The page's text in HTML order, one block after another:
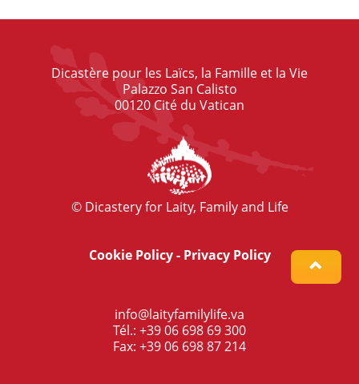
Dicastère pour les Laïcs, la Famille et la Vie
Palazzo San Calisto
00120 Cité du Vatican
© Dicastery for Laity, Family and Life
Cookie Policy- Privacy Policy
info@laityfamilylife.va
Tél.: +39 06 698 69 300
Fax: +39 06 698 87 214